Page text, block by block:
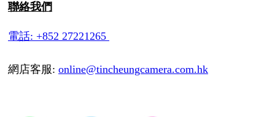
聯絡我們
電話: +852 27221265
網店客服: online@tincheungcamera.com.hk